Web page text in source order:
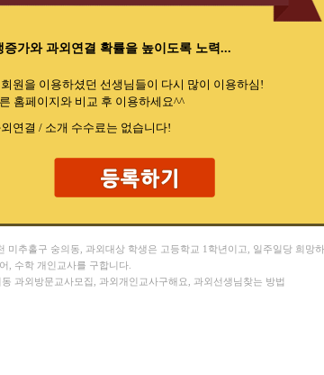
황** 영어 , 김** 논술
방** 영어 , 김** 중국어회화/중국어
증가와 과외연결 확률을 높이도록 노력...
원을 이용하셨던 선생님들이 다시 많이 이용하심!
홈페이지와 비교 후 이용하세요^^
연결 / 소개 수수료는 없습니다!
미추홀구 숭의동, 과외대상 학생은 고등학교 1학년이고, 일주일당 희망
, 수학 개인교사를 구합니다.
과외방문교사모집, 과외개인교사구해요, 과외선생님찾는 방법